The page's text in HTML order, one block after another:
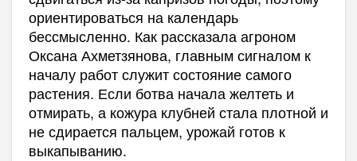
ориентироваться на календарь
бессмысленно. Как рассказала агроном
Оксана Ахметзянова, главным сигналом к
началу работ служит состояние самого
растения. Если ботва начала желтеть и
отмирать, а кожура клубней стала плотной и
не сдирается пальцем, урожай готов к
выкапыванию.